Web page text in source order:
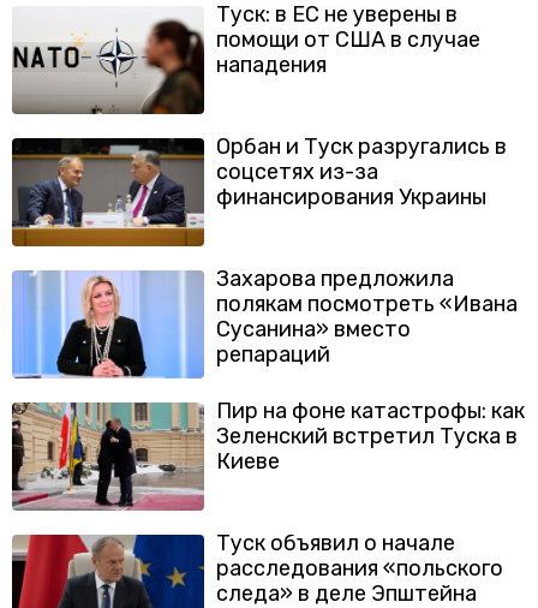
Туск: в ЕС не уверены в
помощи от США в случае
нападения
Орбан и Туск разругались в
соцсетях из-за
финансирования Украины
Захарова предложила
полякам посмотреть «Ивана
Сусанина» вместо
репараций
Пир на фоне катастрофы: как
Зеленский встретил Туска в
Киеве
Туск объявил о начале
расследования «польского
следа» в деле Эпштейна